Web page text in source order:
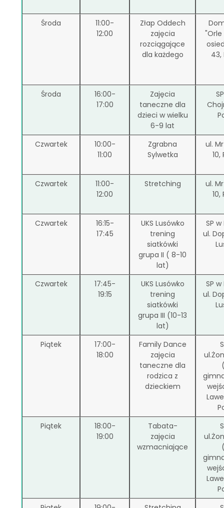
Środa
11:00-
12:00
Złap Oddech
zajęcia
rozciągające
dla każdego
43,
Środa
16:00-
17:00
Zajęcia
taneczne dla
dzieci w wielku
6-9 lat
Czwartek
10:00-
11:00
Zgrabna
Sylwetka
ul.
10,
Czwartek
11:00-
12:00
Stretching
ul.
10,
Czwartek
16:15-
17:45
UKS Lusówko
trening
siatkówki
grupa II ( 8-10
lat)
SP
ul.
Czwartek
17:45-
19:15
UKS Lusówko
trening
siatkówki
grupa III (10-13
lat)
SP
ul.
Piątek
17:00-
18:00
Family Dance
zajęcia
taneczne dla
rodzica z
dzieckiem
Piątek
18:00-
19:00
Tabata-
zajęcia
wzmacniające